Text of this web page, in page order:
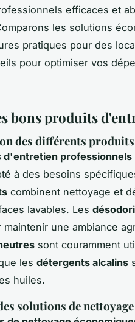
efficaces et
les solutions
pratiques pour des
pour optimiser vos
bons produits
des différents
d'entretien professionnels
à des besoins
combinent nettoyage et
lavables. Les
maintenir une ambiance
sont couramment
les détergents alcalins
huiles.
solutions de